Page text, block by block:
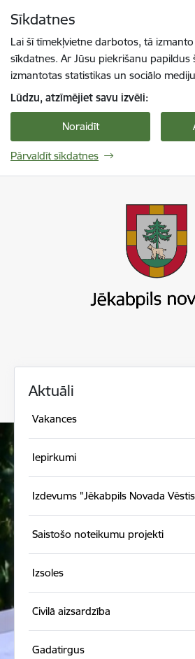
Sīkdatnes
Lai šī tīmekļvietne darbotos, tā
sīkdatnes. Ar Jūsu piekrišanu papildus
izmantotas statistikas un sociālo
Lūdzu, atzīmējiet savu izvēli:
Noraidīt
Pārvaldīt sīkdatnes
Aktuāli
Vakances
Iepirkumi
Izdevums "Jēkabpils Novada
Saistošo noteikumu projekti
Izsoles
Civilā aizsardzība
Gadatirgus